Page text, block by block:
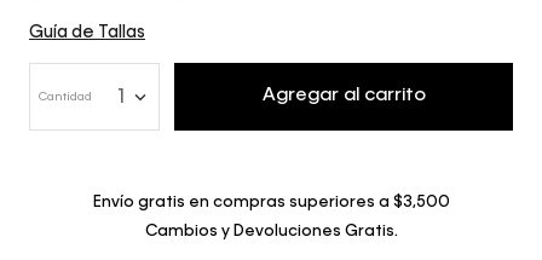
Guía de Tallas
Cantidad Agregar al carrito
Envío gratis en compras superiores a $3,500
Cambios y Devoluciones Gratis.